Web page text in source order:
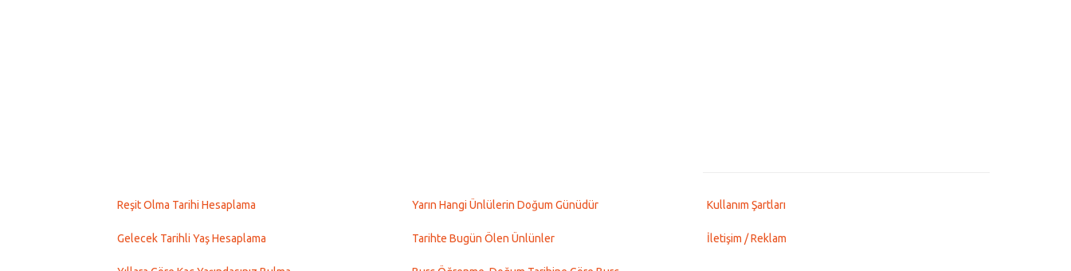
Reşit Olma Tarihi Hesaplama
Gelecek Tarihli Yaş Hesaplama
Yarın Hangi Ünlülerin Doğum Günüdür
Tarihte Bugün Ölen Ünlünler
Kullanım Şartları
İletişim / Reklam